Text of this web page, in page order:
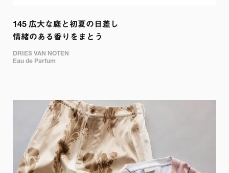
145 広大な庭と初夏の日差し
情緒のある香りをまとう
DRIES VAN NOTEN
Eau de Parfum